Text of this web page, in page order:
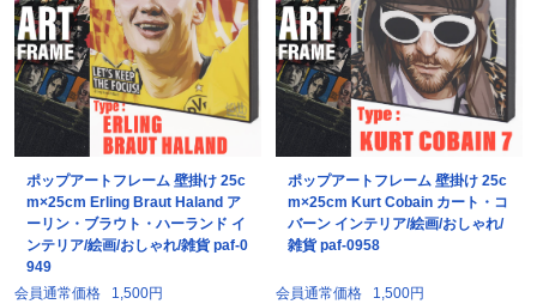
ポップアートフレーム 壁掛け 25c
m×25cm Erling Braut Haland ア
ーリン・ブラウト・ハーランド イ
ンテリア/絵画/おしゃれ/雑貨 paf-0
949
会員通常価格
1,500円
ポップアートフレーム 壁掛け 25c
m×25cm Kurt Cobain カート・コ
バーン インテリア/絵画/おしゃれ/
雑貨 paf-0958
会員通常価格 1,500円